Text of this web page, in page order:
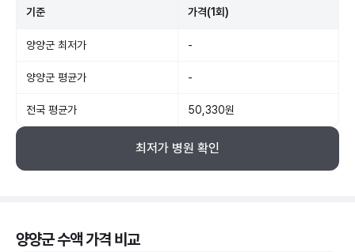
기준 가격(1회)
양양군 최저가 -
양양군 평균가 -
전국 평균가 50,330원
최저가 병원 확인
양양군 수액 가격 비교